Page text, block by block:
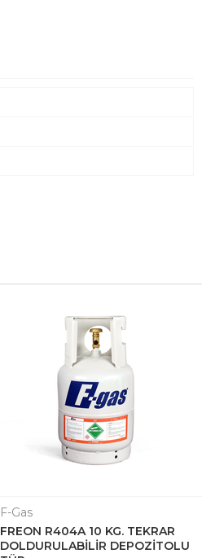
F-Gas
FREON R404A 10 KG. TEKRAR
DOLDURULABİLİR DEPOZİTOLU